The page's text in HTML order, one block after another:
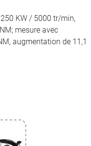
KW / 5000 tr/min,
mesure avec
augmentation de 11,1